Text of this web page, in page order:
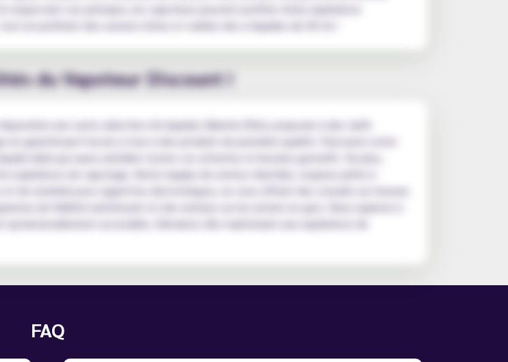
respectant ces principes, les vapoteurs peuvent profiter d'une expérience
en profitant des saveurs riches et variées des e-liquides de 50 ml !
du Vapoteur Discount !
une vaste sélection d'e-liquides Mamita 50ml, proposés à des tarifs
garantissant l'accès à tous à des produits de première qualité. Parcourez notre
idéal qui saura satisfaire toutes vos attentes et besoins gustatifs. De plus,
expérience de vapotage. Notre équipe de service clientèle, toujours prête à
de matériel pour cigarettes électroniques, en vous offrant des conseils sur mesure.
de fidélité enrichissant et des remises sur les achats en gros. Nous aspirons à
accessible. Démarrez dès maintenant une expérience de
FAQ